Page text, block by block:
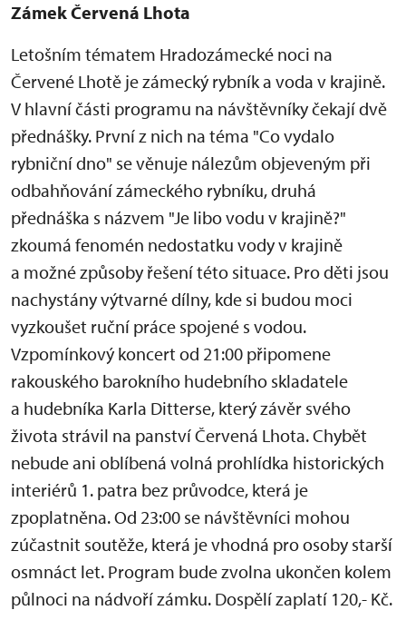
Zámek Červená Lhota
Letošním tématem Hradozámecké noci na
Červené Lhotě je zámecký rybník a voda v krajině.
V hlavní části programu na návštěvníky čekají dvě
přednášky. První z nich na téma "Co vydalo
rybniční dno" se věnuje nálezům objeveným při
odbahňování zámeckého rybníku, druhá
přednáška s názvem "Je libo vodu v krajině?"
zkoumá fenomén nedostatku vody v krajině
a možné způsoby řešení této situace. Pro děti jsou
nachystány výtvarné dílny, kde si budou moci
vyzkoušet ruční práce spojené s vodou.
Vzpomínkový koncert od 21:00 připomene
rakouského barokního hudebního skladatele
a hudebníka Karla Ditterse, který závěr svého
života strávil na panství Červená Lhota. Chybět
nebude ani oblíbená volná prohlídka historických
interiérů 1. patra bez průvodce, která je
zpoplatněna. Od 23:00 se návštěvníci mohou
zúčastnit soutěže, která je vhodná pro osoby starší
osmnáct let. Program bude zvolna ukončen kolem
půlnoci na nádvoří zámku. Dospělí zaplatí 120,- Kč.